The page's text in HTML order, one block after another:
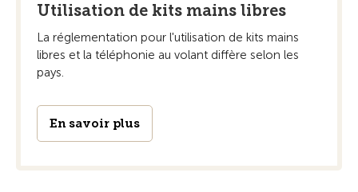
Utilisation de kits mains libres
La réglementation pour l'utilisation de kits mains
libres et la téléphonie au volant diffère selon les
pays.
En savoir plus